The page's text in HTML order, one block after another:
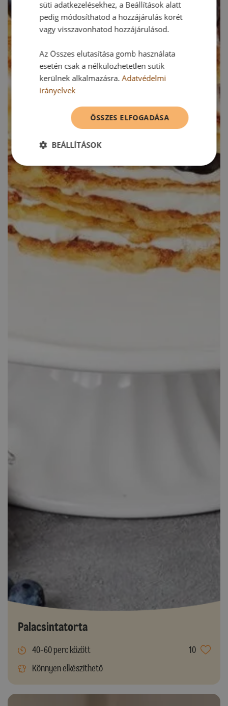
Palacsintatorta
40-60 perc között
10
Könnyen elkészíthető
süti adatkezelésekhez, a Beállítások alatt
pedig módosíthatod a hozzájárulás körét
vagy visszavonhatod hozzájárulásod.
Az Összes elutasítása gomb használata
esetén csak a nélkülözhetetlen sütik
kerülnek alkalmazásra.Adatvédelmi
irányelvek
ÖSSZES ELFOGADÁSA
BEÁLLÍTÁSOK